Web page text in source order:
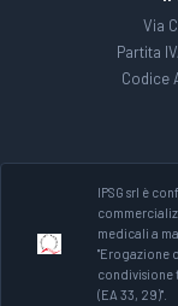
Via
Partita
Codice
IPSG srl è
medicali a
"Erogazione
condivisione
(EA 33, 29)".